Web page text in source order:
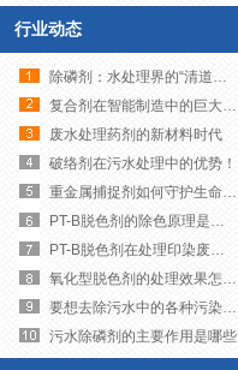
行业动态
除磷剂：水处理界的“清道夫”，如何让碧水重现？
复合剂在智能制造中的巨大潜力！
废水处理药剂的新材料时代
破络剂在污水处理中的优势！
重金属捕捉剂如何守护生命之源
PT-B脱色剂的除色原理是什么？
PT-B脱色剂在处理印染废水时有哪些注意事项
氧化型脱色剂的处理效果怎么样？
要想去除污水中的各种污染物，需要注意这些处理的流程！
污水除磷剂的主要作用是哪些